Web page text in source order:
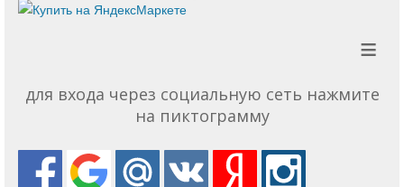
≡
для входа через социальную сеть нажмите
на пиктограмму